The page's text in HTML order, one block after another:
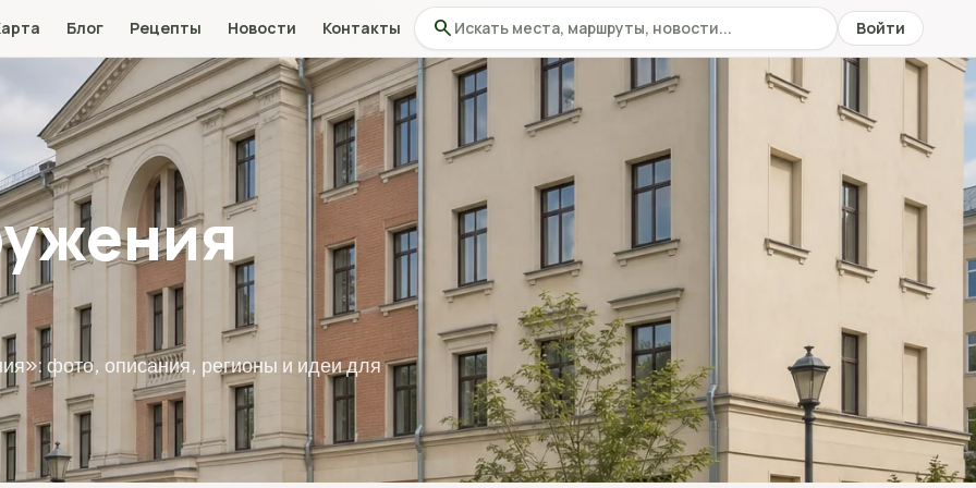
Блог Рецепты Новости Контакты Поиск по сайту
search Войти
фото, описания, регионы и идеи для